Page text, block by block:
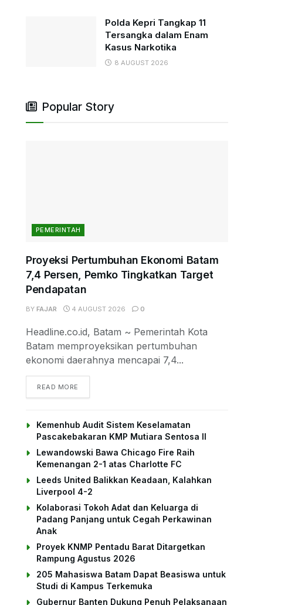
Polda Kepri Tangkap 11
Tersangka dalam Enam
Kasus Narkotika
8 AUGUST 2026
Popular Story
PEMERINTAH
Proyeksi Pertumbuhan Ekonomi Batam
7,4 Persen, Pemko Tingkatkan Target
Pendapatan
BY FAJAR 4 AUGUST 2026 0
Headline.co.id, Batam ~ Pemerintah Kota
Batam memproyeksikan pertumbuhan
ekonomi daerahnya mencapai 7,4...
READ MORE
Kemenhub Audit Sistem Keselamatan
Pascakebakaran KMP Mutiara Sentosa II
Lewandowski Bawa Chicago Fire Raih
Kemenangan 2-1 atas Charlotte FC
Leeds United Balikkan Keadaan, Kalahkan
Liverpool 4-2
Kolaborasi Tokoh Adat dan Keluarga di
Padang Panjang untuk Cegah Perkawinan
Anak
Proyek KNMP Pentadu Barat Ditargetkan
Rampung Agustus 2026
205 Mahasiswa Batam Dapat Beasiswa untuk
Studi di Kampus Terkemuka
Gubernur Banten Dukung Penuh Pelaksanaan